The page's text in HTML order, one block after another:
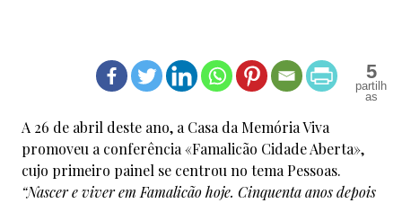
5
A 26 de abril deste ano, a Casa da Memória Viva
promoveu a conferência «Famalicão Cidade Aberta»,
cujo primeiro painel se centrou no tema Pessoas.
“Nascer e viver em Famalicão hoje. Cinquenta anos depois